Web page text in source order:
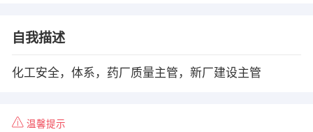
自我描述
化工安全，体系，药厂质量主管，新厂建设主管
温馨提示